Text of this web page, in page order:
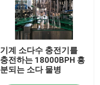
기계 소다수 충전기를
충전하는 18000BPH 흥
분되는 소다 물병